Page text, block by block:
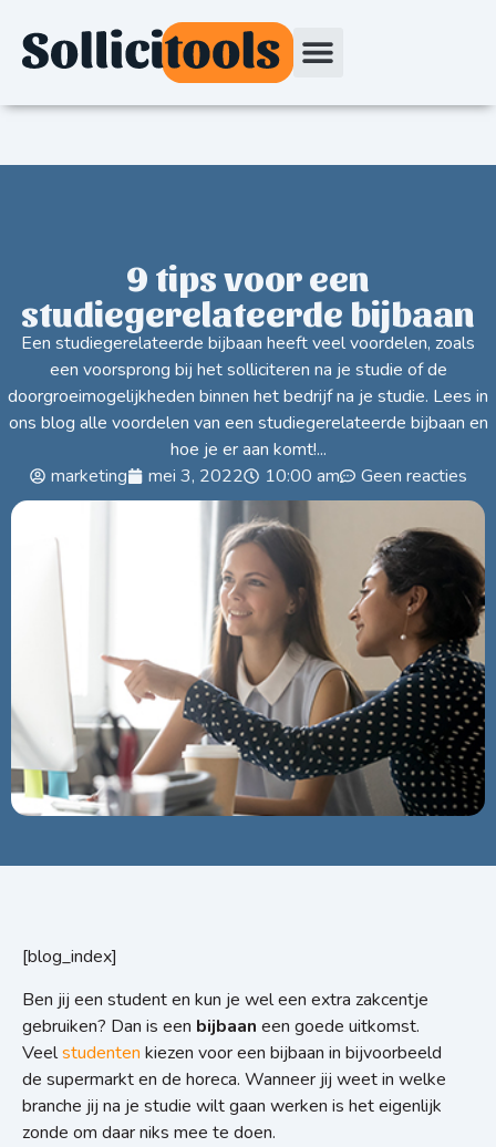
9 tips voor een
studiegerelateerde bijbaan
Een studiegerelateerde bijbaan heeft veel voordelen, zoals
een voorsprong bij het solliciteren na je studie of de
doorgroeimogelijkheden binnen het bedrijf na je studie. Lees in
ons blog alle voordelen van een studiegerelateerde bijbaan en
hoe je er aan komt!...
marketing
mei 3, 2022 10:00 am Geen reacties
[blog_index]
Ben jij een student en kun je wel een extra zakcentje
gebruiken? Dan is een bijbaan een goede uitkomst.
Veelstudenten kiezen voor een bijbaan in bijvoorbeeld
de supermarkt en de horeca. Wanneer jij weet in welke
branche jij na je studie wilt gaan werken is het eigenlijk
zonde om daar niks mee te doen.